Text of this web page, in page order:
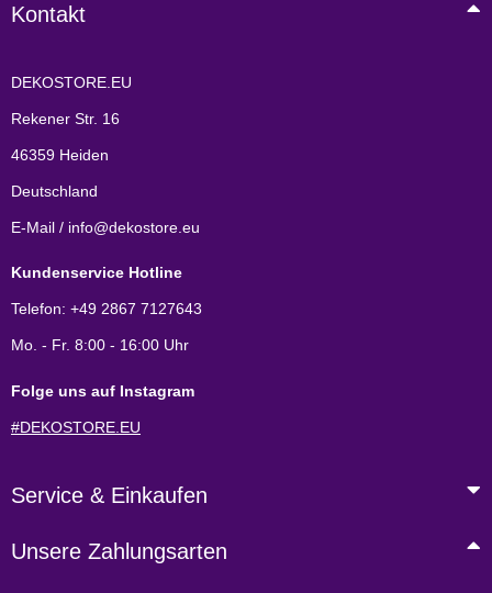
Kontakt
DEKOSTORE.EU
Rekener Str. 16
46359 Heiden
Deutschland
E-Mail / info@dekostore.eu
Kundenservice Hotline
Telefon: +49 2867 7127643
Mo. - Fr. 8:00 - 16:00 Uhr
Folge uns auf Instagram
#DEKOSTORE.EU
Service & Einkaufen
Unsere Zahlungsarten